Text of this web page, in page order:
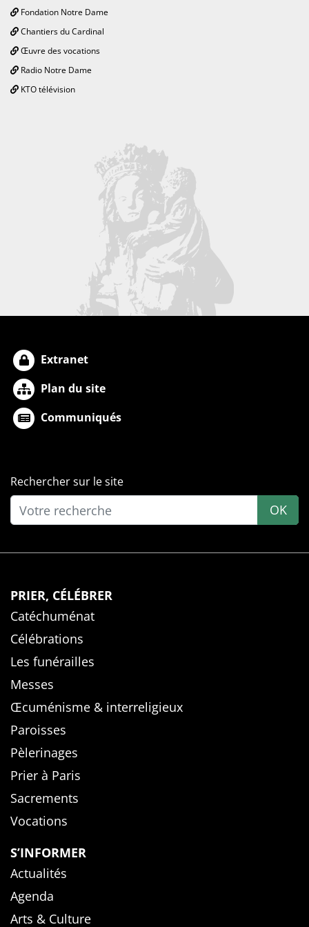
Fondation Notre Dame
Chantiers du Cardinal
Œuvre des vocations
Radio Notre Dame
KTO télévision
Extranet
Plan du site
Communiqués
Rechercher sur le site
OK
PRIER, CÉLÉBRER
Catéchuménat
Célébrations
Les funérailles
Messes
Œcuménisme & interreligieux
Paroisses
Pèlerinages
Prier à Paris
Sacrements
Vocations
S’INFORMER
Actualités
Agenda
Arts & Culture